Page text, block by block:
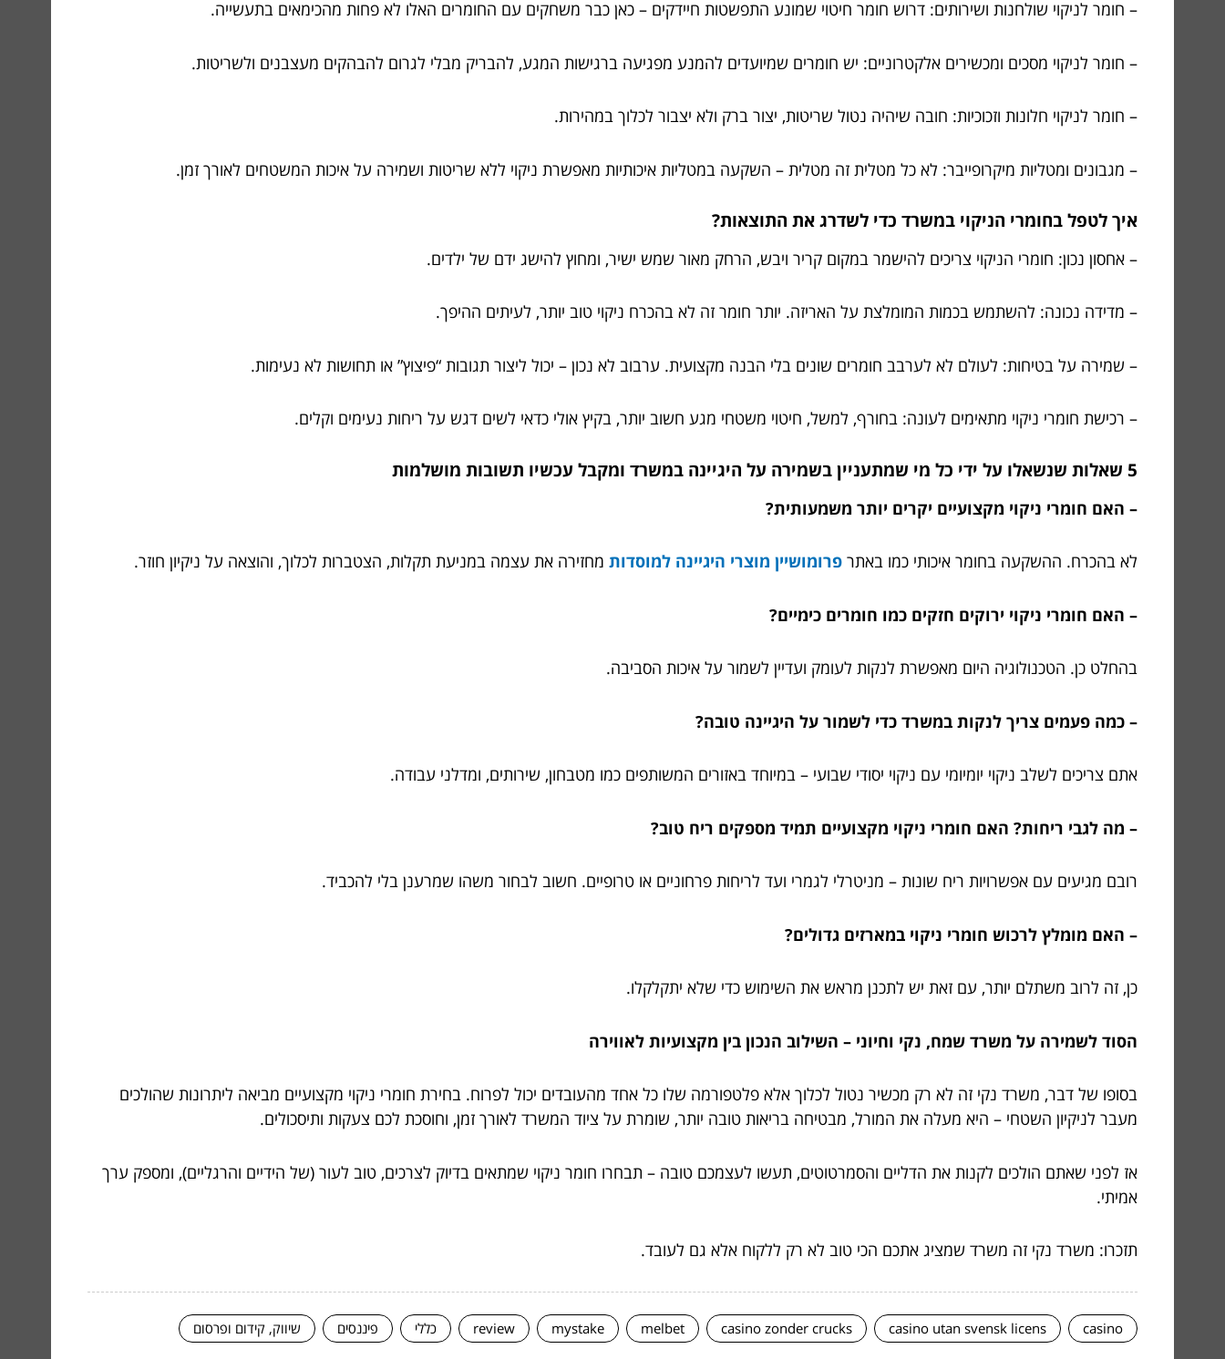
– חומר לניקוי שולחנות ושירותים: דרוש חומר חיטוי שמונע התפשטות חיידקים – כאן כבר משחקים עם החומרים האלו לא פחות מהכימאים בתעשייה.
– חומר לניקוי מסכים ומכשירים אלקטרוניים: יש חומרים שמיועדים להמנע מפגיעה ברגישות המגע, להבריק מבלי לגרום להבהקים מעצבנים ולשריטות.
– חומר לניקוי חלונות וזכוכיות: חובה שיהיה נטול שריטות, יצור ברק ולא יצבור לכלוך במהירות.
– מגבונים ומטליות מיקרופייבר: לא כל מטלית זה מטלית – השקעה במטליות איכותיות מאפשרת ניקוי ללא שריטות ושמירה על איכות המשטחים לאורך זמן.
איך לטפל בחומרי הניקוי במשרד כדי לשדרג את התוצאות?
– אחסון נכון: חומרי הניקוי צריכים להישמר במקום קריר ויבש, הרחק מאור שמש ישיר, ומחוץ להישג ידם של ילדים.
– מדידה נכונה: להשתמש בכמות המומלצת על האריזה. יותר חומר זה לא בהכרח ניקוי טוב יותר, לעיתים ההיפך.
– שמירה על בטיחות: לעולם לא לערבב חומרים שונים בלי הבנה מקצועית. ערבוב לא נכון – יכול ליצור תגובות “פיצוץ” או תחושות לא נעימות.
– רכישת חומרי ניקוי מתאימים לעונה: בחורף, למשל, חיטוי משטחי מגע חשוב יותר, בקיץ אולי כדאי לשים דגש על ריחות נעימים וקלים.
5 שאלות שנשאלו על ידי כל מי שמתעניין בשמירה על היגיינה במשרד ומקבל עכשיו תשובות מושלמות
– האם חומרי ניקוי מקצועיים יקרים יותר משמעותית?
לא בהכרח. ההשקעה בחומר איכותי כמו באתר פרומושיין מוצרי היגיינה למוסדות מחזירה את עצמה במניעת תקלות, הצטברות לכלוך, והוצאה על ניקיון חוזר.
– האם חומרי ניקוי ירוקים חזקים כמו חומרים כימיים?
בהחלט כן. הטכנולוגיה היום מאפשרת לנקות לעומק ועדיין לשמור על איכות הסביבה.
– כמה פעמים צריך לנקות במשרד כדי לשמור על היגיינה טובה?
אתם צריכים לשלב ניקוי יומיומי עם ניקוי יסודי שבועי – במיוחד באזורים המשותפים כמו מטבחון, שירותים, ומדלני עבודה.
– מה לגבי ריחות? האם חומרי ניקוי מקצועיים תמיד מספקים ריח טוב?
רובם מגיעים עם אפשרויות ריח שונות – מניטרלי לגמרי ועד לריחות פרחוניים או טרופיים. חשוב לבחור משהו שמרענן בלי להכביד.
– האם מומלץ לרכוש חומרי ניקוי במארזים גדולים?
כן, זה לרוב משתלם יותר, עם זאת יש לתכנן מראש את השימוש כדי שלא יתקלקלו.
הסוד לשמירה על משרד שמח, נקי וחיוני – השילוב הנכון בין מקצועיות לאווירה
בסופו של דבר, משרד נקי זה לא רק מכשיר נטול לכלוך אלא פלטפורמה שלו כל אחד מהעובדים יכול לפרוח. בחירת חומרי ניקוי מקצועיים מביאה ליתרונות שהולכים
מעבר לניקיון השטחי – היא מעלה את המורל, מבטיחה בריאות טובה יותר, שומרת על ציוד המשרד לאורך זמן, וחוסכת לכם צעקות ותיסכולים.
אז לפני שאתם הולכים לקנות את הדליים והסמרטוטים, תעשו לעצמכם טובה – תבחרו חומר ניקוי שמתאים בדיוק לצרכים, טוב לעור (של הידיים והרגליים), ומספק ערך
אמיתי.
תזכרו: משרד נקי זה משרד שמציג אתכם הכי טוב לא רק ללקוח אלא גם לעובד.
casino
casino utan svensk licens
casino zonder crucks
melbet
mystake
review כללי פיננסים שיווק, קידום ופרסום